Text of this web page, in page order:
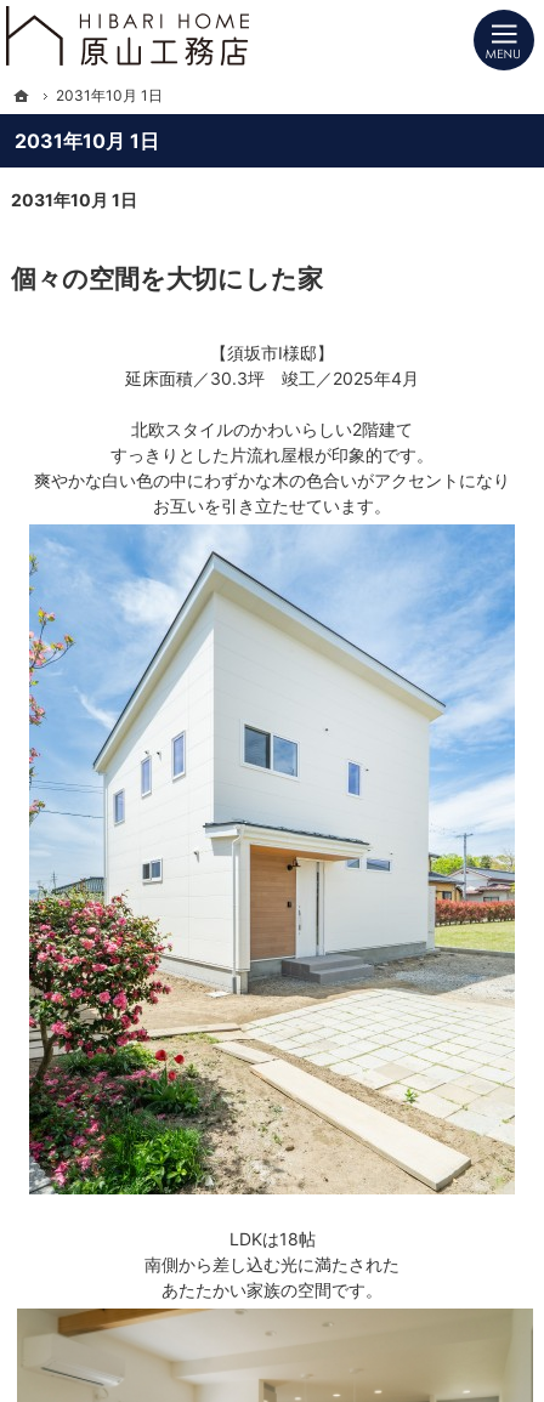
2031年10月 1日
プロの目線からご提案。長野県北信の注文住宅・新築戸建てを手がける工務店なら
長野県北信の新築・注文住宅・新築戸建てを手がけるHIBARI HOME原山工務店
2031年10月 1日
個々の空間を大切にした家
【須坂市I様邸】
延床面積／30.3坪 竣工／2025年4月
北欧スタイルのかわいらしい2階建て
すっきりとした片流れ屋根が印象的です。
爽やかな白い色の中にわずかな木の色合いがアクセントになり
お互いを引き立たせています。
LDKは18帖
南側から差し込む光に満たされた
あたたかい家族の空間です。
ホーム
2031年10月 1日